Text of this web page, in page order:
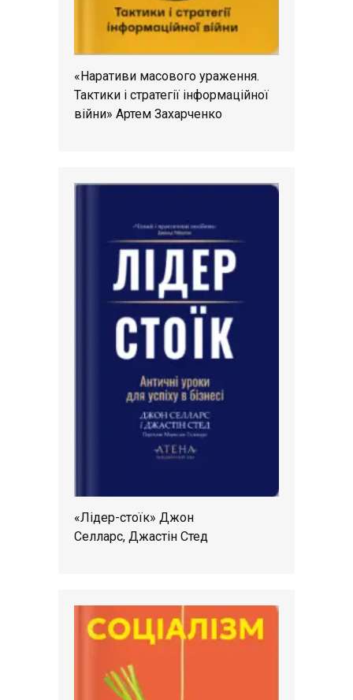
«Наративи масового ураження.
Тактики і стратегії інформаційної
війни» Артем Захарченко
«Лідер-стоїк» Джон
Селларс, Джастін Стед